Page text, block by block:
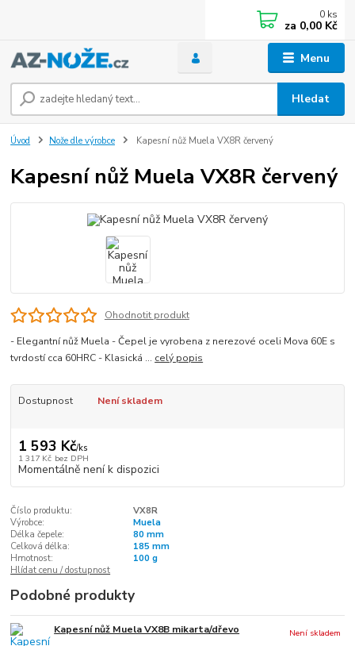
Menu
Hledat
0 ks
za 0,00 Kč
Úvod Nože dle výrobce Kapesní nůž Muela VX8R červený
Kapesní nůž Muela VX8R červený
Ohodnotit produkt
- Elegantní nůž Muela - Čepel je vyrobena z nerezové oceli Mova 60E s
tvrdostí cca 60HRC - Klasická ... celý popis
Dostupnost Není skladem
1 593 Kč/ks
1 317 Kč bez DPH
Momentálně není k dispozici
Číslo produktu:
VX8R
Výrobce:
Muela
Délka čepele:
80 mm
Celková délka:
185 mm
Hmotnost:
100 g
Hlídat cenu / dostupnost
Podobné produkty
Kapesní nůž Muela VX8B mikarta/dřevo
Není skladem